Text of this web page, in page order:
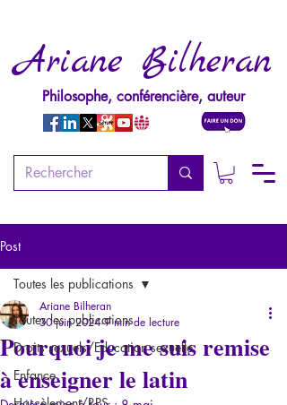
Ariane Bilheran
Philosophe, conférencière, auteur
Post
Toutes les publications
Droits sexuels/Education sexuelle
Enfance
Toutes les publications
Pourquoi je me suis remise
à enseigner le latin
Ariane Bilheran
30 juin 2024 9 min de lecture